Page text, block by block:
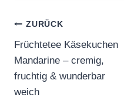
ZURÜCK
Früchtetee Käsekuchen
Mandarine – cremig,
fruchtig & wunderbar
weich